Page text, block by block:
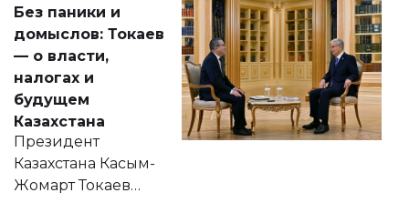
Без паники и
домыслов: Токаев
— о власти,
налогах и
будущем
Казахстана
Президент
Казахстана Касым-
Жомарт Токаев